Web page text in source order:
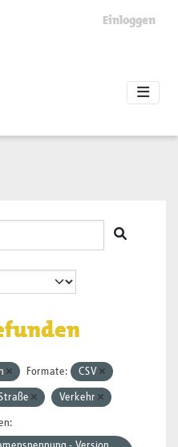
Einloggen
Formate: CSV
Verkehr